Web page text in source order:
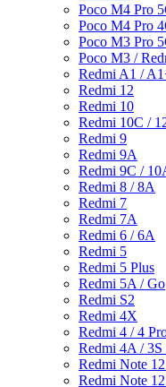
Poco M4 Pro
Poco M4 Pro
Poco M3 Pro
Poco M3 /
Redmi A1 /
Redmi 12
Redmi 10
Redmi 10C /
Redmi 9
Redmi 9A
Redmi 9C /
Redmi 8 / 8A
Redmi 7
Redmi 7A
Redmi 6 / 6A
Redmi 5
Redmi 5 Plus
Redmi 5A / Go
Redmi S2
Redmi 4X
Redmi 4 / 4
Redmi 4A / 3S
Redmi Note
Redmi Note